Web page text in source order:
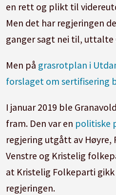
en rett og plikt til
Men det har regjeringen
ganger sagt nei til, uttalte
Men på grasrotplan i
forslaget om sertifisering
I januar 2019 ble
fram. Den var en politiske
regjering utgått av
Venstre og Kristelig
at Kristelig Folkeparti
regjeringen.